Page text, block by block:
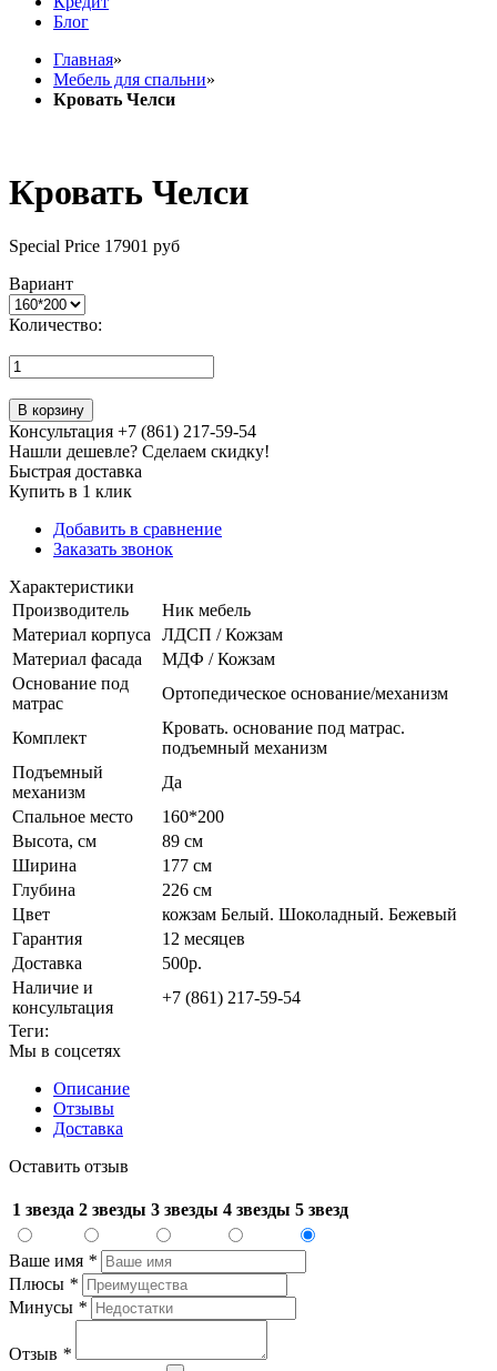
Блог
Главная»
Мебель для спальни»
Кровать Челси
Кровать Челси
Special Price 17901 руб
Вариант
Количество:
В корзину
Консультация +7 (861) 217-59-54
Нашли дешевле? Сделаем скидку!
Быстрая доставка
Купить в 1 клик
Добавить в сравнение
Заказать звонок
Характеристики
Производитель
Ник мебель
Материал корпуса
ЛДСП / Кожзам
Материал фасада
МДФ / Кожзам
Основание под
матрас
Ортопедическое основание/механизм
Комплект
Кровать. основание под матрас.
подъемный механизм
Подъемный
механизм
Да
Спальное место
160*200
Высота, см
89 см
Ширина
177 см
Глубина
226 см
Цвет
кожзам Белый. Шоколадный. Бежевый
Гарантия
12 месяцев
Доставка
500р.
Наличие и
консультация
+7 (861) 217-59-54
Теги:
Мы в соцсетях
Описание
Отзывы
Доставка
Оставить отзыв
1 звезда 2 звезды 3 звезды 4 звезды 5 звезд
Ваше имя *
Плюсы *
Минусы *
Отзыв *